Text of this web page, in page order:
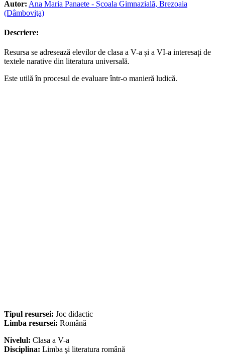
Autor: Ana Maria Panaete - Școala Gimnazială, Brezoaia
(Dâmboviţa)
Descriere:
Resursa se adresează elevilor de clasa a V-a și a VI-a interesați de
textele narative din literatura universală.
Este utilă în procesul de evaluare într-o manieră ludică.
Tipul resursei: Joc didactic
Limba resursei: Română
Nivelul: Clasa a V-a
Disciplina: Limba şi literatura română